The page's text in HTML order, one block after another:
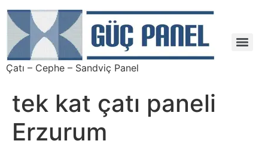
Çatı – Cephe – Sandviç Panel
tek kat çatı paneli
Erzurum